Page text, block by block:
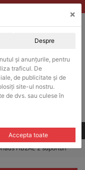
SEAP / SICAP
CAUTARE
HB2AL 2 suporturi
×
Despre
și anunțurile, pentru
traficul. De
de publicitate și de
site-ul nostru.
de dvs. sau culese în
Accepta toate